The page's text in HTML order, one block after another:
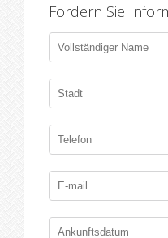
Fordern Sie